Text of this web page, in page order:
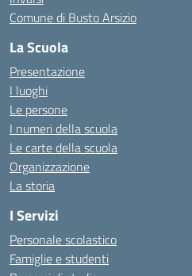
Comune di Busto Arsizio
La Scuola
Presentazione
I luoghi
Le persone
I numeri della scuola
Le carte della scuola
Organizzazione
La storia
I Servizi
Personale scolastico
Famiglie e studenti